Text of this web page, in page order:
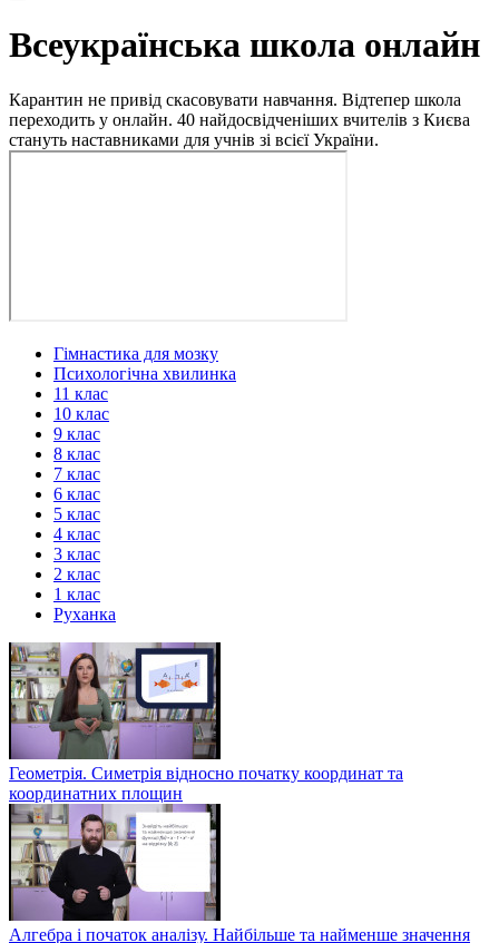
Всеукраїнська школа онлайн
Карантин не привід скасовувати навчання. Відтепер школа
переходить у онлайн. 40 найдосвідченіших вчителів з Києва
стануть наставниками для учнів зі всієї України.
Гімнастика для мозку
Психологічна хвилинка
11 клас
10 клас
9 клас
8 клас
7 клас
6 клас
5 клас
4 клас
3 клас
2 клас
1 клас
Руханка
Геометрія. Симетрія відносно початку координат та
координатних площин
Алгебра і початок аналізу. Найбільше та найменше значення